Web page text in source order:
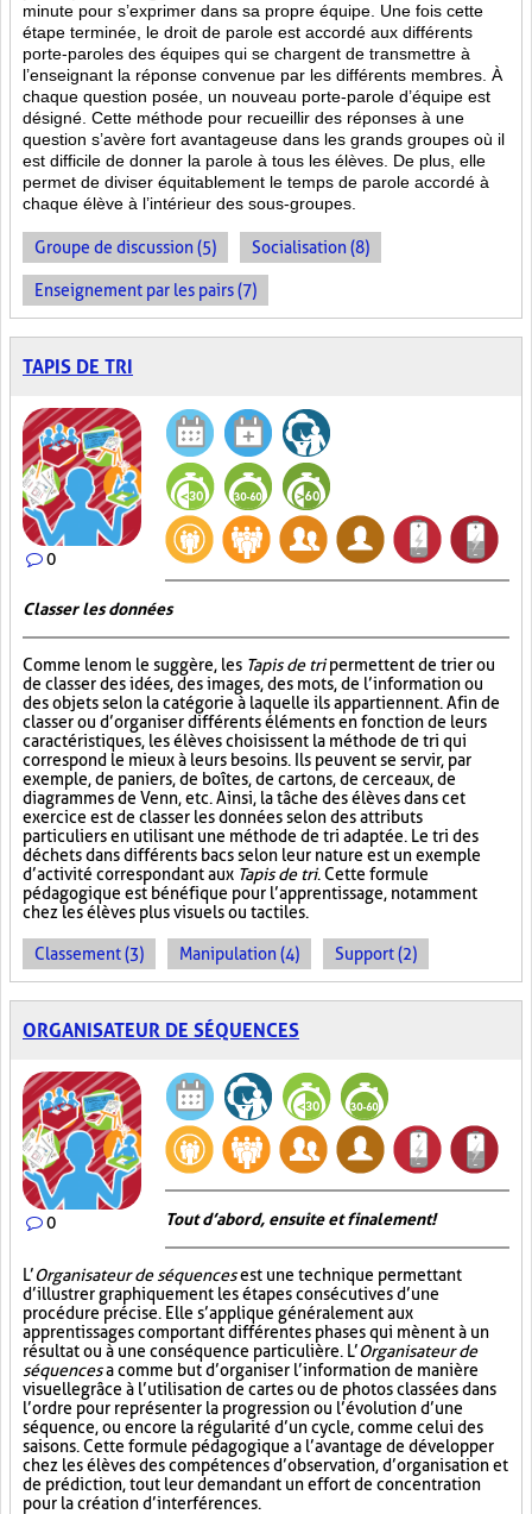
minute pour s’exprimer dans sa propre équipe. Une fois cette
étape terminée, le droit de parole est accordé aux différents
porte-paroles des équipes qui se chargent de transmettre à
l’enseignant la réponse convenue par les différents membres. À
chaque question posée, un nouveau porte-parole d’équipe est
désigné. Cette méthode pour recueillir des réponses à une
question s’avère fort avantageuse dans les grands groupes où il
est difficile de donner la parole à tous les élèves. De plus, elle
permet de diviser équitablement le temps de parole accordé à
chaque élève à l’intérieur des sous-groupes.
Groupe de discussion (5) Socialisation (8)
Enseignement par les pairs (7)
TAPIS DE TRI
0
Classer les données
Comme le nom le suggère, les Tapis de tripermettent de trier ou
de classer des idées, des images, des mots, de l’information ou
des objets selon la catégorie à laquelle ils appartiennent. Afin de
classer ou d’organiser différents éléments en fonction de leurs
caractéristiques, les élèves choisissent la méthode de tri qui
correspond le mieux à leurs besoins. Ils peuvent se servir, par
exemple, de paniers, de boîtes, de cartons, de cerceaux, de
diagrammes de Venn, etc. Ainsi, la tâche des élèves dans cet
exercice est de classer les données selon des attributs
particuliers en utilisant une méthode de tri adaptée. Le tri des
déchets dans différents bacs selon leur nature est un exemple
d’activité correspondant aux Tapis de tri. Cette formule
pédagogique est bénéfique pour l’apprentissage, notamment
chez les élèves plus visuels ou tactiles.
Classement (3) Manipulation (4) Support (2)
ORGANISATEUR DE SÉQUENCES
0 Tout d’abord, ensuite et finalement!
L’Organisateur de séquencesest une technique permettant
d’illustrer graphiquement les étapes consécutives d’une
procédure précise. Elle s’applique généralement aux
apprentissages comportant différentes phases qui mènent à un
résultat ou à une conséquence particulière. L’Organisateur de
séquencesa comme but d’organiser l’information de manière
visuellegrâce à l’utilisation de cartes ou de photos classées dans
l’ordre pour représenter la progression ou l’évolution d’une
séquence, ou encore la régularité d’un cycle, comme celui des
saisons. Cette formule pédagogique a l’avantage de développer
chez les élèves des compétences d’observation, d’organisation et
de prédiction, tout leur demandant un effort de concentration
pour la création d’interférences.